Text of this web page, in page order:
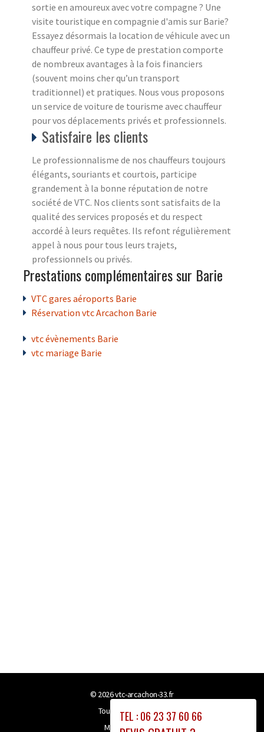
sortie en amoureux avec votre compagne ? Une
visite touristique en compagnie d'amis sur Barie?
Essayez désormais la location de véhicule avec un
chauffeur privé. Ce type de prestation comporte
de nombreux avantages à la fois financiers
(souvent moins cher qu’un transport
traditionnel) et pratiques. Nous vous proposons
un service de voiture de tourisme avec chauffeur
pour vos déplacements privés et professionnels.
Satisfaire les clients
Le professionnalisme de nos chauffeurs toujours
élégants, souriants et courtois, participe
grandement à la bonne réputation de notre
société de VTC. Nos clients sont satisfaits de la
qualité des services proposés et du respect
accordé à leurs requêtes. Ils refont régulièrement
appel à nous pour tous leurs trajets,
professionnels ou privés.
Prestations complémentaires sur Barie
VTC gares aéroports Barie
Réservation vtc Arcachon Barie
vtc évènements Barie
vtc mariage Barie
TEL : 06 23 37 60 66
© 2026vtc-arcachon-33.fr
Tous droits réservés
Mentions légales